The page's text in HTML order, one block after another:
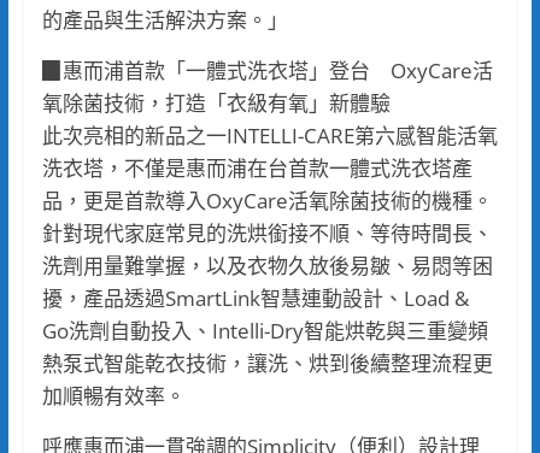
的產品與生活解決方案。」
▉惠而浦首款「一體式洗衣塔」登台 OxyCare活
氧除菌技術，打造「衣級有氧」新體驗
此次亮相的新品之一INTELLI-CARE第六感智能活氧
洗衣塔，不僅是惠而浦在台首款一體式洗衣塔產
品，更是首款導入OxyCare活氧除菌技術的機種。
針對現代家庭常見的洗烘銜接不順、等待時間長、
洗劑用量難掌握，以及衣物久放後易皺、易悶等困
擾，產品透過SmartLink智慧連動設計、Load &
Go洗劑自動投入、Intelli-Dry智能烘乾與三重變頻
熱泵式智能乾衣技術，讓洗、烘到後續整理流程更
加順暢有效率。
呼應惠而浦一貫強調的Simplicity（便利）設計理